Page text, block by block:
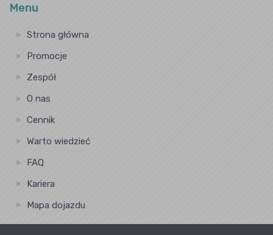
Menu
Strona główna
Promocje
Zespół
O nas
Cennik
Warto wiedzieć
FAQ
Kariera
Mapa dojazdu